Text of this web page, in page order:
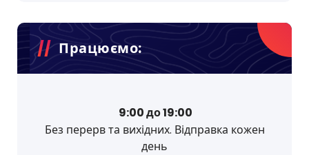
Працюємо:
9:00 до 19:00
Без перерв та вихідних. Відправка кожен
день